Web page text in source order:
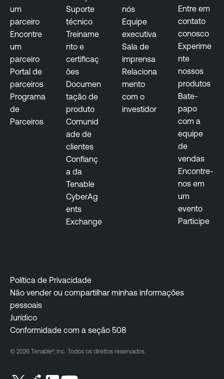
um
parceiro
Encontre
um
parceiro
Portal de
parceiros
Programa
de
Parceiros
Suporte
técnico
Treiname
nto e
certificaç
ões
Documen
tação de
produto
Comunid
ade de
clientes
Confianç
a da
Tenable
CyberAg
ents
Exchange
nós
Equipe
executiva
Sala de
imprensa
Relaciona
mento
com o
investidor
Entre em
contato
conosco
Experime
nte
nossos
produtos
Bate-
papo
com a
equipe
de
vendas
Encontre-
nos em
um
evento
Participe
Política de Privacidade
Não vender ou compartilhar minhas informações
pessoais
Jurídico
Conformidade com a seção 508
© 2026 Tenable®, Inc. Todos os direitos reservados